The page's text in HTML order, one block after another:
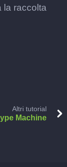
la raccolta
Altri tutorial
Machine